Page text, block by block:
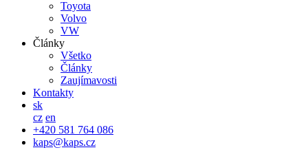
Toyota
Volvo
VW
Články
Všetko
Články
Zaujímavosti
Kontakty
sk
cz en
+420 581 764 086
kaps@kaps.cz